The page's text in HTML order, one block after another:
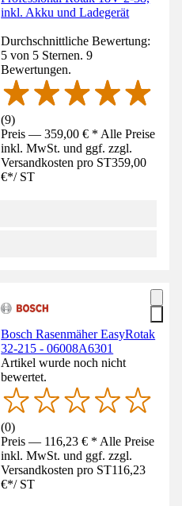
inkl. Akku und Ladegerät
Durchschnittliche Bewertung:
5 von 5 Sternen. 9
Bewertungen.
(9)
Preis — 359,00 € * Alle Preise
inkl. MwSt. und ggf. zzgl.
Versandkosten pro ST359,00
€*/ ST
Bosch Rasenmäher EasyRotak
32-215 - 06008A6301
Artikel wurde noch nicht
bewertet.
(0)
Preis — 116,23 € * Alle Preise
inkl. MwSt. und ggf. zzgl.
Versandkosten pro ST116,23
€*/ ST